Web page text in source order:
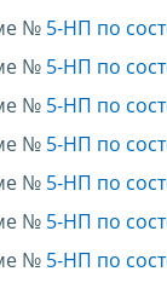
№ 5-НП по
№ 5-НП по
№ 5-НП по
№ 5-НП по
№ 5-НП по
№ 5-НП по
№ 5-НП по